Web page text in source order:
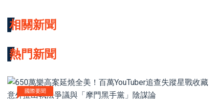
相關新聞
熱門新聞
國際要聞